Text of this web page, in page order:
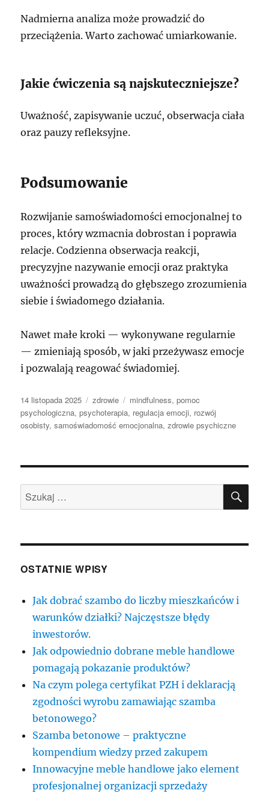
Nadmierna analiza może prowadzić do
przeciążenia. Warto zachować umiarkowanie.
Jakie ćwiczenia są najskuteczniejsze?
Uważność, zapisywanie uczuć, obserwacja ciała
oraz pauzy refleksyjne.
Podsumowanie
Rozwijanie samoświadomości emocjonalnej to
proces, który wzmacnia dobrostan i poprawia
relacje. Codzienna obserwacja reakcji,
precyzyjne nazywanie emocji oraz praktyka
uważności prowadzą do głębszego zrozumienia
siebie i świadomego działania.
Nawet małe kroki — wykonywane regularnie
— zmieniają sposób, w jaki przeżywasz emocje
i pozwalają reagować świadomiej.
Data
publikacji
14 listopada 2025 Kategorie
zdrowie Tagi
mindfulness,pomoc
psychologiczna,psychoterapia, regulacja emocji, rozwój
osobisty,samoświadomość emocjonalna,zdrowie psychiczne
Szukaj:
OSTATNIE WPISY
Jak dobrać szambo do liczby mieszkańców i
warunków działki? Najczęstsze błędy
inwestorów.
Jak odpowiednio dobrane meble handlowe
pomagają pokazanie produktów?
Na czym polega certyfikat PZH i deklaracją
zgodności wyrobu zamawiając szamba
betonowego?
Szamba betonowe – praktyczne
kompendium wiedzy przed zakupem
Innowacyjne meble handlowe jako element
profesjonalnej organizacji sprzedaży